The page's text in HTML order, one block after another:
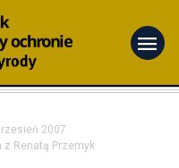
menu
2007
z Renatą Przemyk